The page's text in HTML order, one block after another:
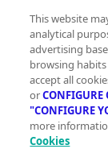
This website
analytical
advertising
browsing habits
accept all
orCONFIGURE
"CONFIGURE
more
Cookies